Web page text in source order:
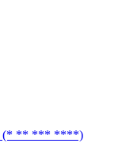
(* ** *** ****)